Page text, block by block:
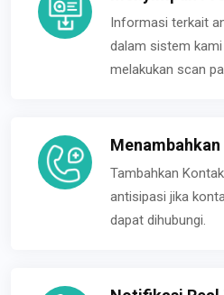
Informasi terkait
dalam sistem
melakukan scan
Tambahkan
antisipasi jika
dapat dihubungi.